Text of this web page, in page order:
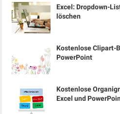
Excel: Dropdown-
löschen
Kostenlose Clipart-
PowerPoint
Kostenlose
Excel und